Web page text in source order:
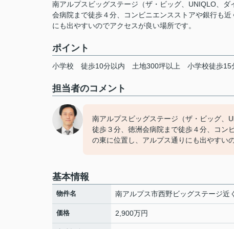
南アルプスビッグステージ（ザ・ビッグ、UNIQLO、
会病院まで徒歩４分、コンビニエンスストアや銀行も
にも出やすいのでアクセスが良い場所です。
ポイント
小学校 徒歩10分以内 土地300坪以上 小学校徒歩15
担当者のコメント
南アルプスビッグステージ（ザ・ビッグ、
徒歩３分、徳洲会病院まで徒歩４分、コン
の東に位置し、アルプス通りにも出やすい
基本情報
物件名 南アルプス市西野ビッグステージ近
価格 2,900万円